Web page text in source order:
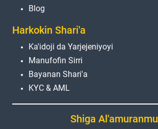
Blog
Harkokin Shari'a
Ka'idoji da Yarjejeniyoyi
Manufofin Sirri
Bayanan Shari'a
KYC & AML
Shiga Al'amuranmu